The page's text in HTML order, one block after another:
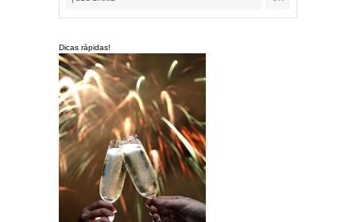
Dicas rápidas!